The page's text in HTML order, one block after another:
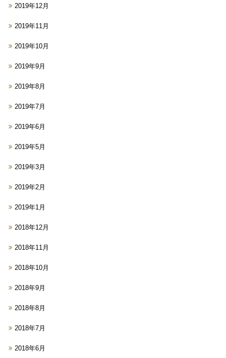
2019年12月
2019年11月
2019年10月
2019年9月
2019年8月
2019年7月
2019年6月
2019年5月
2019年3月
2019年2月
2019年1月
2018年12月
2018年11月
2018年10月
2018年9月
2018年8月
2018年7月
2018年6月